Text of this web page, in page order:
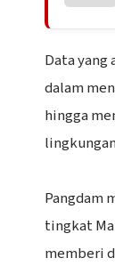
Data
dalam
hingga
‎Pangdam
tingkat
memberi